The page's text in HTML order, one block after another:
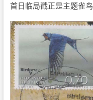
首日临局戳正是主题雀